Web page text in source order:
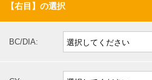
【右目】の選択
BC/DIA: